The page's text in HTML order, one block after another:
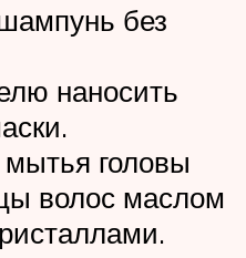
без
наносить
головы
волос маслом